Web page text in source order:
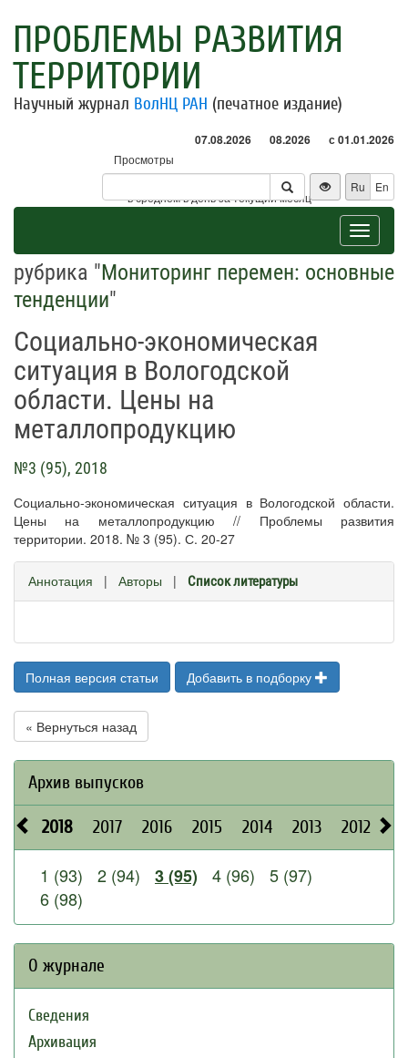
ПРОБЛЕМЫ РАЗВИТИЯ
ТЕРРИТОРИИ
Научный журнал ВолНЦ РАН (печатное издание)
07.08.2026 08.2026 с 01.01.2026
Просмотры
Посетители
* - в среднем в день за текущий месяц
Ru En
Toggle
рубрика "Мониторинг перемен: основные
тенденции"
Социально-экономическая
ситуация в Вологодской
области. Цены на
металлопродукцию
№3 (95), 2018
Социально-экономическая ситуация в Вологодской области.
Цены на металлопродукцию // Проблемы развития
территории. 2018. № 3 (95). С. 20-27
Аннотация | Авторы | Список литературы
Полная версия статьи Добавить в подборку
« Вернуться назад
Архив выпусков
2018 2017 2016 2015 2014 2013 2012
1 (93) 2 (94) 3 (95) 4 (96)
5 (97)
6 (98)
О журнале
Сведения
Архивация